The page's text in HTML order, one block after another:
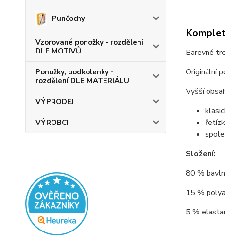
Punčochy
Vzorované ponožky - rozdělení
DLE MOTIVŮ
Ponožky, podkolenky -
rozdělení DLE MATERIÁLU
VÝPRODEJ
VÝROBCI
Barevné
Originální
Vyšší
Složení:
80 %
15 %
5 %